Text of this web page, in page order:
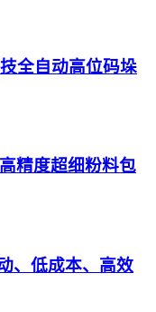
全自动高位码垛
精度超细粉料包
、低成本、高效